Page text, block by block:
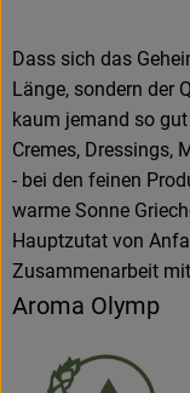
Dass sich das
Länge, sondern der
kaum jemand so
Cremes, Dressings,
- bei den feinen
warme Sonne
Hauptzutat von
Zusammenarbeit
Aroma Olymp